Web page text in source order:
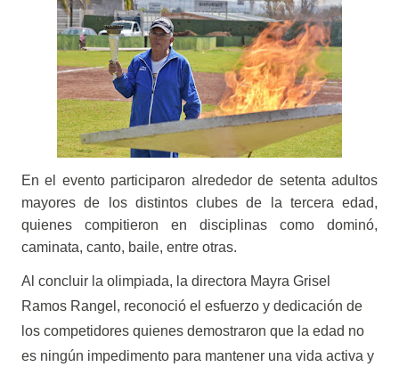
En el evento participaron alrededor de setenta adultos
mayores de los distintos clubes de la tercera edad,
quienes compitieron en disciplinas como dominó,
caminata, canto, baile, entre otras.
Al concluir la olimpiada, la directora Mayra Grisel
Ramos Rangel, reconoció el esfuerzo y dedicación de
los competidores quienes demostraron que la edad no
es ningún impedimento para mantener una vida activa y